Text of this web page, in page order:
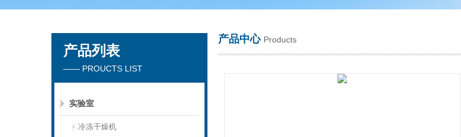
产品列表
—— PROUCTS LIST
实验室
冷冻干燥机
产品中心 Products